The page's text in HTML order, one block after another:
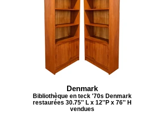
Denmark
Bibliothèque en teck '70s Denmark
restaurées 30.75'' L x 12''P x 76'' H
vendues